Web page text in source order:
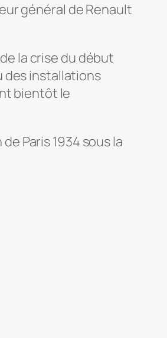
général de Renault
la crise du début
des installations
bientôt le
Paris 1934 sous la